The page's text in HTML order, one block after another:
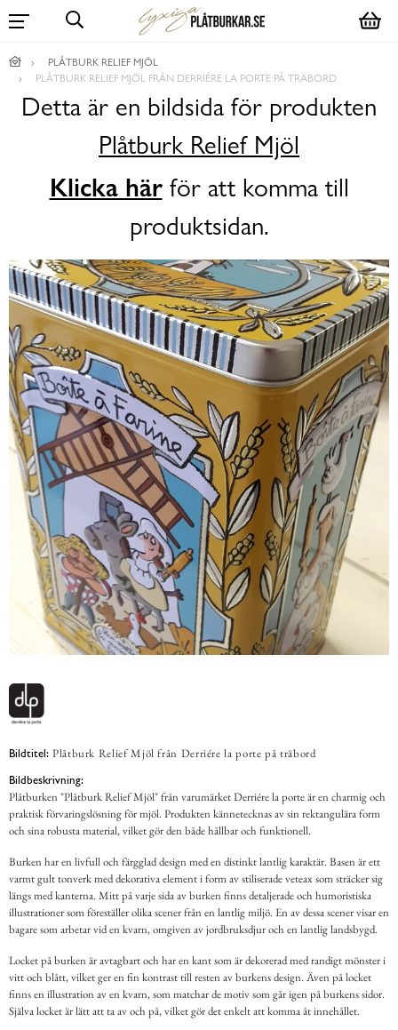
PLÅTBURK RELIEF MJÖL
PLÅTBURK RELIEF MJÖL FRÅN DERRIÉRE LA PORTE PÅ TRÄBORD
Detta är en bildsida för produkten
Plåtburk Relief Mjöl
Klicka härför att komma till
produktsidan.
Bildtitel: Plåtburk Relief Mjöl från Derriére la porte på träbord
Bildbeskrivning:
Plåtburken "Plåtburk Relief Mjöl" från varumärket Derriére la porte är en charmig och
praktisk förvaringslösning för mjöl. Produkten kännetecknas av sin rektangulära form
och sina robusta material, vilket gör den både hållbar och funktionell.
Burken har en livfull och färgglad design med en distinkt lantlig karaktär. Basen är ett
varmt gult tonverk med dekorativa element i form av stiliserade veteax som sträcker sig
längs med kanterna. Mitt på varje sida av burken finns detaljerade och humoristiska
illustrationer som föreställer olika scener från en lantlig miljö. En av dessa scener visar en
bagare som arbetar vid en kvarn, omgiven av jordbruksdjur och en lantlig landsbygd.
Locket på burken är avtagbart och har en kant som är dekorerad med randigt mönster i
vitt och blått, vilket ger en fin kontrast till resten av burkens design. Även på locket
finns en illustration av en kvarn, som matchar de motiv som går igen på burkens sidor.
Själva locket är lätt att ta av och på, vilket gör det enkelt att komma åt innehållet.